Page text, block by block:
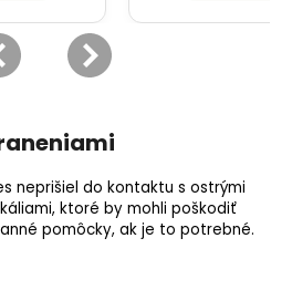
neprišiel do kontaktu s ostrými
ktoré by mohli poškodiť
pomôcky, ak je to potrebné.